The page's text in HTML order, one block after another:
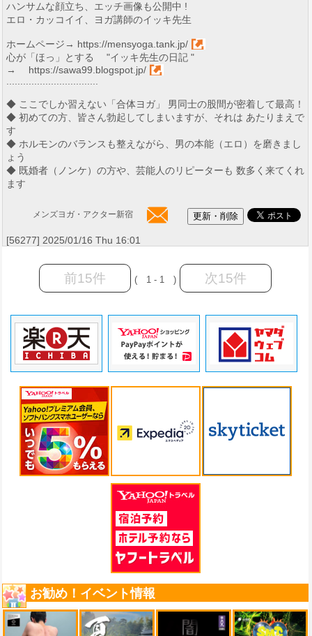
ハンサムな顔立ち、エッチ画像も公開中 !
エロ・カッコイイ、ヨガ講師のイッキ先生
ホームページ→ https://mensyoga.tank.jp/
心が「ほっ」とする "イッキ先生の日記 "
→ https://sawa99.blogspot.jp/
.................................
◆ ここでしか習えない「合体ヨガ」 男同士の股間が密着して最高！
◆ 初めての方、皆さん勃起してしまいますが、それは あたりまえで
す
◆ ホルモンのバランスも整えながら、男の本能（エロ）を磨きまし
ょう
◆ 既婚者（ノンケ）の方や、芸能人のリピーターも 数多く来てくれ
ます
メンズヨガ・アクター新宿
[56277] 2025/01/16 Thu 16:01
前15件 ( 1 - 1 ) 次15件
お勧め！イベント情報